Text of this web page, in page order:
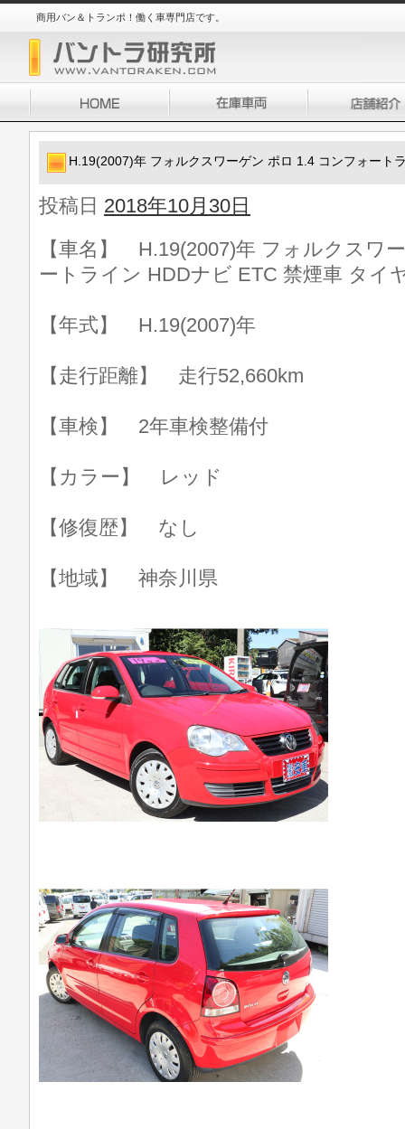
商用バン＆トランポ！働く車専門店です。
H.19(2007)年 フォルクスワーゲン ポロ 1.4 コンフォート
投稿日 2018年10月30日
【車名】 H.19(2007)年 フォルクスワ
ートライン HDDナビ ETC 禁煙車 タイ
【年式】 H.19(2007)年
【走行距離】 走行52,660km
【車検】 2年車検整備付
【カラー】 レッド
【修復歴】 なし
【地域】 神奈川県